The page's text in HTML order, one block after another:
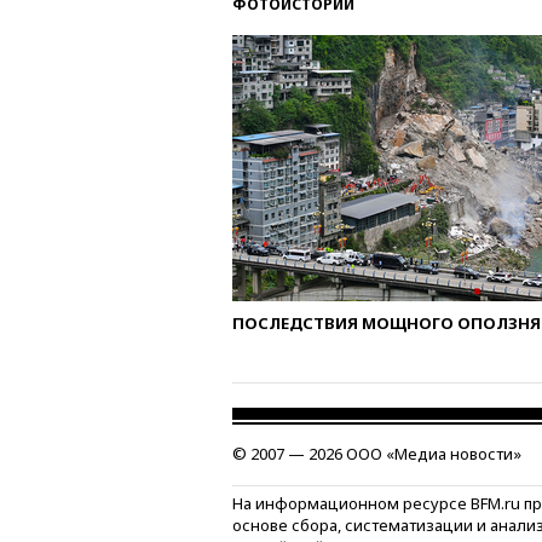
ФОТОИСТОРИИ
ПОСЛЕДСТВИЯ МОЩНОГО ОПОЛЗНЯ
© 2007 — 2026 ООО «Медиа новости»
На информационном ресурсе BFM.ru
основе сбора, систематизации и